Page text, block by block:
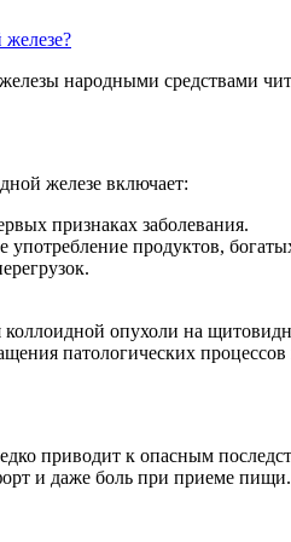
народными средствами
железе включает:
признаках заболевания.
продуктов,
опухоли на
патологических
приводит к опасным
и даже боль при приеме пищи.